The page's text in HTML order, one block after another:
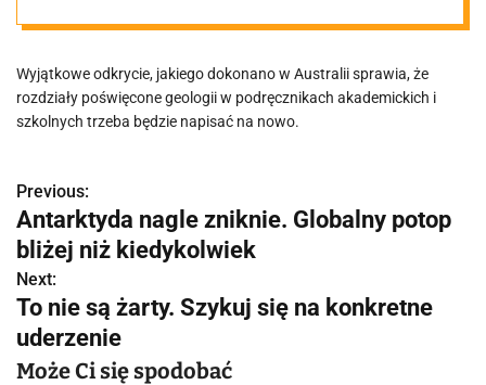
Ziemię
Wyjątkowe odkrycie, jakiego dokonano w Australii sprawia, że
rozdziały poświęcone geologii w podręcznikach akademickich i
szkolnych trzeba będzie napisać na nowo.
N
a
w
i
g
Previous:
Antarktyda nagle zniknie. Globalny potop
bliżej niż kiedykolwiek
Next:
To nie są żarty. Szykuj się na konkretne
uderzenie
Może Ci się spodobać